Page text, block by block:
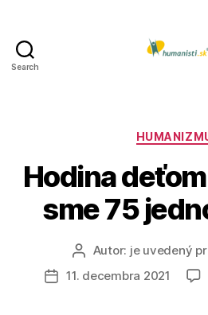
Search
Hodina
sme 75
Autor
článku
Autor: je uvedený
Dátum
11. decembra 2021